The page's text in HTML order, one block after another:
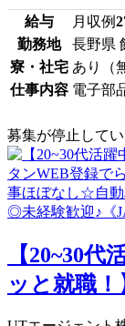
給与 月収例
勤務地
長野県
寮・社宅 あり（
仕事内容 電子部
募集が停止して
【20~30
ッと就職